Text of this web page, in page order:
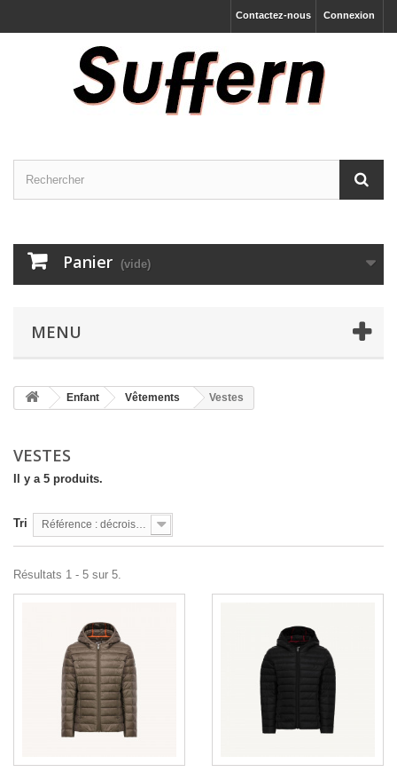
Connexion
Contactez-nous
Panier (vide)
MENU
Enfant Vêtements Vestes
VESTES
Il y a 5 produits.
Tri Référence : décroissante
Résultats 1 - 5 sur 5.